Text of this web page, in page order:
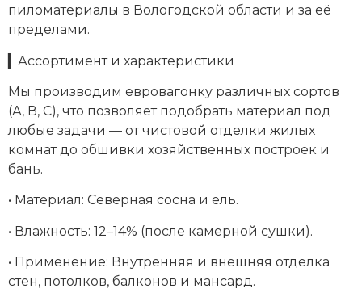
пиломатериалы в Вологодской области и за её
пределами.
▎Ассортимент и характеристики
Мы производим евровагонку различных сортов
(А, В, С), что позволяет подобрать материал под
любые задачи — от чистовой отделки жилых
комнат до обшивки хозяйственных построек и
бань.
• Материал: Северная сосна и ель.
• Влажность: 12–14% (после камерной сушки).
• Применение: Внутренняя и внешняя отделка
стен, потолков, балконов и мансард.